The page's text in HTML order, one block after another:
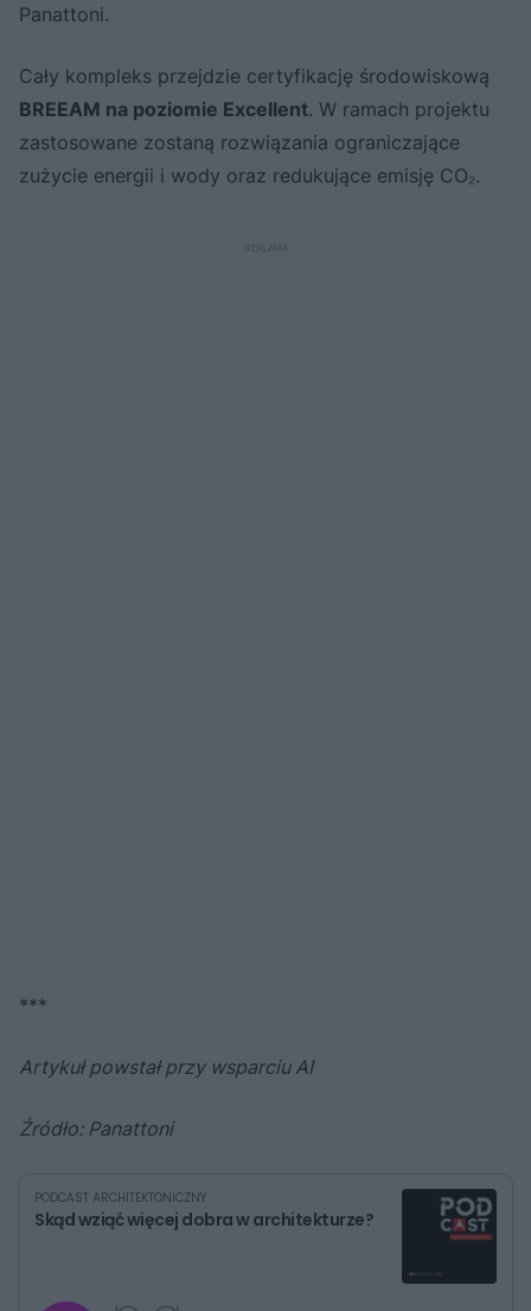
Panattoni.
Cały kompleks przejdzie certyfikację środowiskową
BREEAM na poziomie Excellent. W ramach projektu
zastosowane zostaną rozwiązania ograniczające
zużycie energii i wody oraz redukujące emisję CO₂.
***
Artykuł powstał przy wsparciu AI
Źródło: Panattoni
PODCAST ARCHITEKTONICZNY
Skąd wziąć więcej dobra w architekturze?